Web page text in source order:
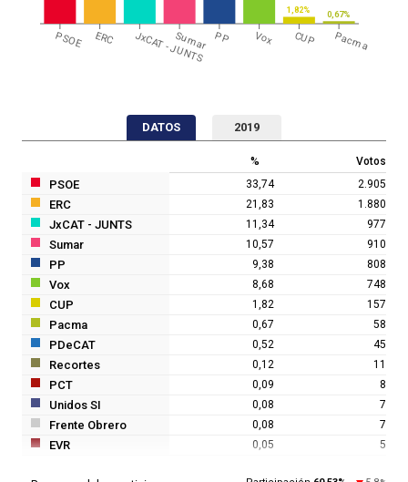
PSOE ERC JxCAT - JUNTS
Sumar PP Vox CUP Pacma
1,82% 0,67%
DATOS 2019
% Votos
PSOE 33,74 2.905
ERC 21,83 1.880
JxCAT - JUNTS 11,34 977
Sumar 10,57 910
PP 9,38 808
Vox 8,68 748
CUP 1,82 157
Pacma 0,67 58
PDeCAT 0,52 45
Recortes 0,12 11
PCT 0,09 8
Unidos SI 0,08 7
Frente Obrero 0,08 7
EVR 0,05 5